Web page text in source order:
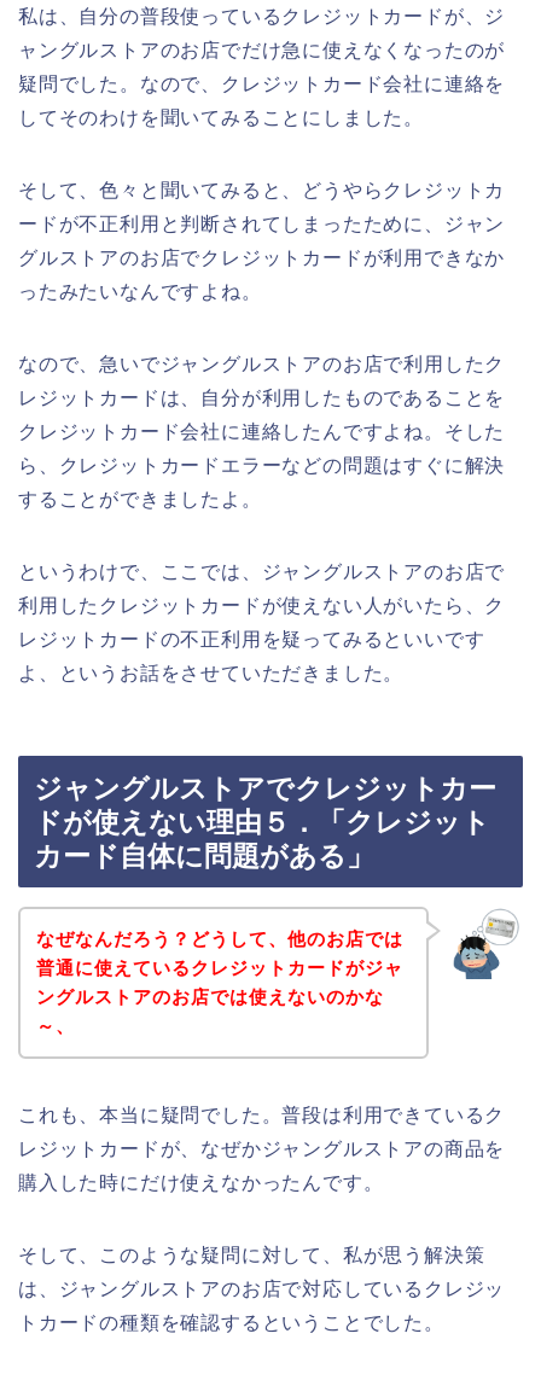
私は、自分の普段使っているクレジットカードが、ジ
ャングルストアのお店でだけ急に使えなくなったのが
疑問でした。なので、クレジットカード会社に連絡を
してそのわけを聞いてみることにしました。
そして、色々と聞いてみると、どうやらクレジットカ
ードが不正利用と判断されてしまったために、ジャン
グルストアのお店でクレジットカードが利用できなか
ったみたいなんですよね。
なので、急いでジャングルストアのお店で利用したク
レジットカードは、自分が利用したものであることを
クレジットカード会社に連絡したんですよね。そした
ら、クレジットカードエラーなどの問題はすぐに解決
することができましたよ。
というわけで、ここでは、ジャングルストアのお店で
利用したクレジットカードが使えない人がいたら、ク
レジットカードの不正利用を疑ってみるといいです
よ、というお話をさせていただきました。
ジャングルストアでクレジットカー
ドが使えない理由５．「クレジット
カード自体に問題がある」
なぜなんだろう？どうして、他のお店では
普通に使えているクレジットカードがジャ
ングルストアのお店では使えないのかな
～、
これも、本当に疑問でした。普段は利用できているク
レジットカードが、なぜかジャングルストアの商品を
購入した時にだけ使えなかったんです。
そして、このような疑問に対して、私が思う解決策
は、ジャングルストアのお店で対応しているクレジッ
トカードの種類を確認するということでした。